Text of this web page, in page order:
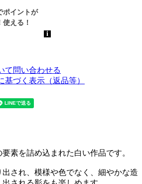
て問い合わせる
基づく表示（返品等）
素を詰め込まれた白い作品です。
され、模様や色でなく、細やかな造